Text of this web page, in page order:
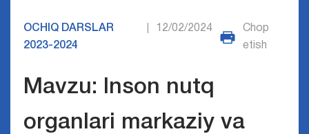
OCHIQ DARSLAR
2023-2024
12/02/2024
Chop
etish
Mavzu: Inson nutq
organlari markaziy va